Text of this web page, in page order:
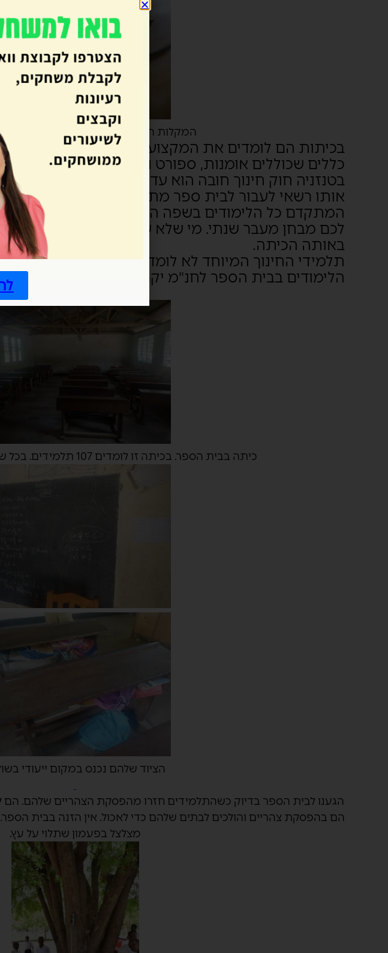
המקלות המשמשים להלקאת התלמידים
בכיתות הם לומדים את המקצועות: מתמטיקה, אזרחות,
כללים שכוללים אומנות, ספורט ודת.
בטנזניה חוק חינוך חובה הוא
אותו רשאי לעבור לבית ספר מתקדם. מכיתה א' הם
המתקדם כל הלימודים בשפה האנגלית במקביל
לכם מבחן מעבר שנתי. מי שלא עובר אותו נשאר כיתה.
באותה הכיתה.
תלמידי החינוך המיוחד לא לומדים בבית הספר אלא
הלימודים בבית הספר לחנ"מ יקרים ולכן יש הרבה
כיתה בבית הספר. בכיתה זו לומדים 107 תלמידים. בכל שולחן יושבים 3 תלמידים
הציוד שלהם נכנס במקום ייעודי
הם בהפסקת צהריים והולכים לבתים שלהם כדי לאכול. אין הזנה בבית
מצלצל בפעמון שתלוי על עץ.